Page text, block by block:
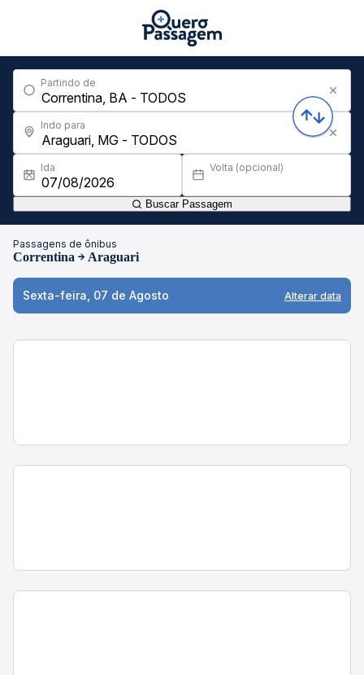
Partindo de
Indo para
Ida Volta (opcional)
Buscar Passagem
Passagens de ônibus
Correntina Araguari
Sexta-feira, 07 de Agosto Alterar data